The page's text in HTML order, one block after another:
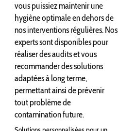
vous puissiez maintenir une
hygiène optimale en dehors de
nos interventions régulières. Nos
experts sont disponibles pour
réaliser des audits et vous
recommander des solutions
adaptées à long terme,
permettant ainsi de prévenir
tout problème de
contamination future.